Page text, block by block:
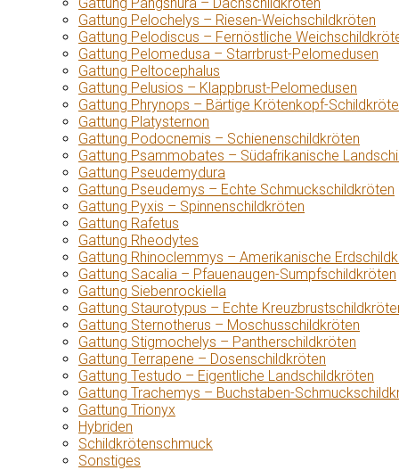
Gattung Pelochelys – Riesen-Weichschildkröten
Gattung Pelodiscus – Fernöstliche
Gattung Pelomedusa – Starrbrust-Pelomedusen
Gattung Peltocephalus
Gattung Pelusios – Klappbrust-Pelomedusen
Gattung Phrynops – Bärtige Krötenkopf-
Gattung Platysternon
Gattung Podocnemis – Schienenschildkröten
Gattung Psammobates – Südafrikanische
Gattung Pseudemydura
Gattung Pseudemys – Echte Schmuckschildkröten
Gattung Pyxis – Spinnenschildkröten
Gattung Rafetus
Gattung Rheodytes
Gattung Rhinoclemmys – Amerikanische
Gattung Sacalia – Pfauenaugen-Sumpfschildkröten
Gattung Siebenrockiella
Gattung Staurotypus – Echte
Gattung Sternotherus – Moschusschildkröten
Gattung Stigmochelys – Pantherschildkröten
Gattung Terrapene – Dosenschildkröten
Gattung Testudo – Eigentliche Landschildkröten
Gattung Trachemys – Buchstaben-
Gattung Trionyx
Hybriden
Schildkrötenschmuck
Sonstiges